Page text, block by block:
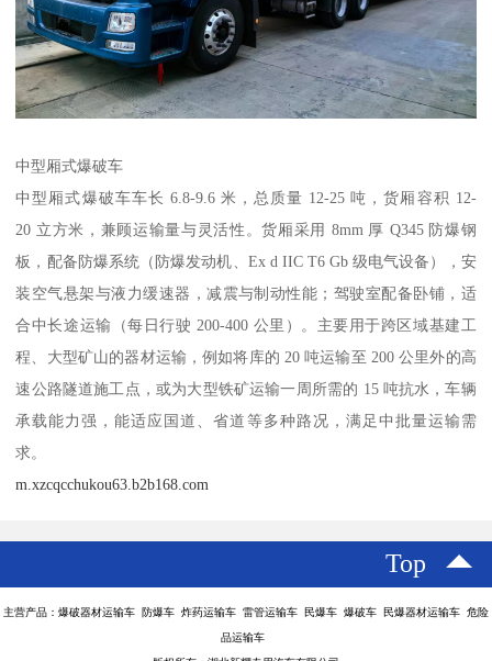
中型厢式爆破车​
中型厢式爆破车车长 6.8-9.6 米，总质量 12-25 吨，货厢容积 12-
20 立方米，兼顾运输量与灵活性。货厢采用 8mm 厚 Q345 防爆钢
板，配备防爆系统（防爆发动机、Ex d IIC T6 Gb 级电气设备），安
装空气悬架与液力缓速器，减震与制动性能；驾驶室配备卧铺，适
合中长途运输（每日行驶 200-400 公里）。主要用于跨区域基建工
程、大型矿山的器材运输，例如将库的 20 吨运输至 200 公里外的高
速公路隧道施工点，或为大型铁矿运输一周所需的 15 吨抗水，车辆
承载能力强，能适应国道、省道等多种路况，满足中批量运输需
求。​
m.xzcqcchukou63.b2b168.com
Top
主营产品：爆破器材运输车 防爆车 炸药运输车 雷管运输车 民爆车 爆破车 民爆器材运输车 危险
品运输车